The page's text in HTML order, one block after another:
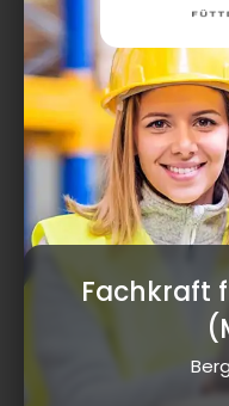
Fachkraft